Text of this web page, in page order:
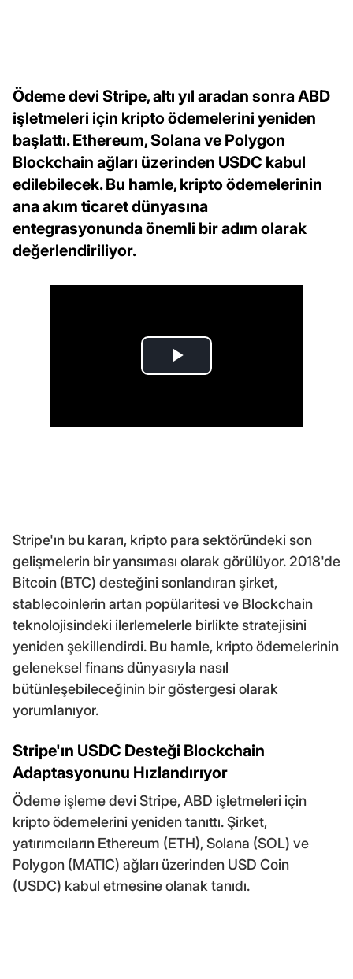
Ödeme devi Stripe, altı yıl aradan sonra ABD
işletmeleri için kripto ödemelerini yeniden
başlattı. Ethereum, Solana ve Polygon
Blockchain ağları üzerinden USDC kabul
edilebilecek. Bu hamle, kripto ödemelerinin
ana akım ticaret dünyasına
entegrasyonunda önemli bir adım olarak
değerlendiriliyor.
Stripe'ın bu kararı, kripto para sektöründeki son
gelişmelerin bir yansıması olarak görülüyor. 2018'de
Bitcoin (BTC) desteğini sonlandıran şirket,
stablecoinlerin artan popülaritesi ve Blockchain
teknolojisindeki ilerlemelerle birlikte stratejisini
yeniden şekillendirdi. Bu hamle, kripto ödemelerinin
geleneksel finans dünyasıyla nasıl
bütünleşebileceğinin bir göstergesi olarak
yorumlanıyor.
Stripe'ın USDC Desteği Blockchain
Adaptasyonunu Hızlandırıyor
Ödeme işleme devi Stripe, ABD işletmeleri için
kripto ödemelerini yeniden tanıttı. Şirket,
yatırımcıların Ethereum (ETH), Solana (SOL) ve
Polygon (MATIC) ağları üzerinden USD Coin
(USDC) kabul etmesine olanak tanıdı.